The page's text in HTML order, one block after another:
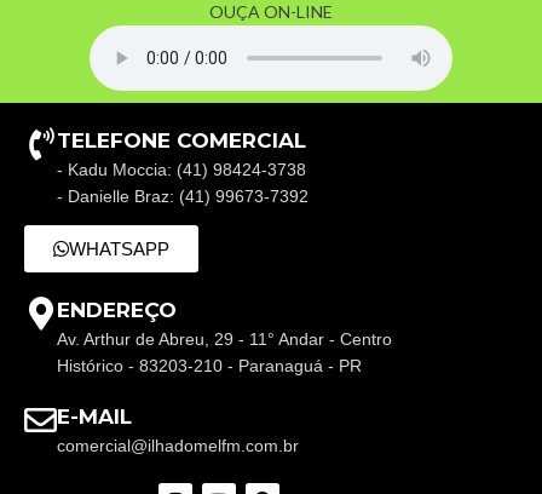
OUÇA ON-LINE
TELEFONE COMERCIAL
- Kadu Moccia: (41) 98424-3738
- Danielle Braz: (41) 99673-7392
WHATSAPP
ENDEREÇO
Av. Arthur de Abreu, 29 - 11° Andar - Centro
Histórico - 83203-210 - Paranaguá - PR
E-MAIL
comercial@ilhadomelfm.com.br